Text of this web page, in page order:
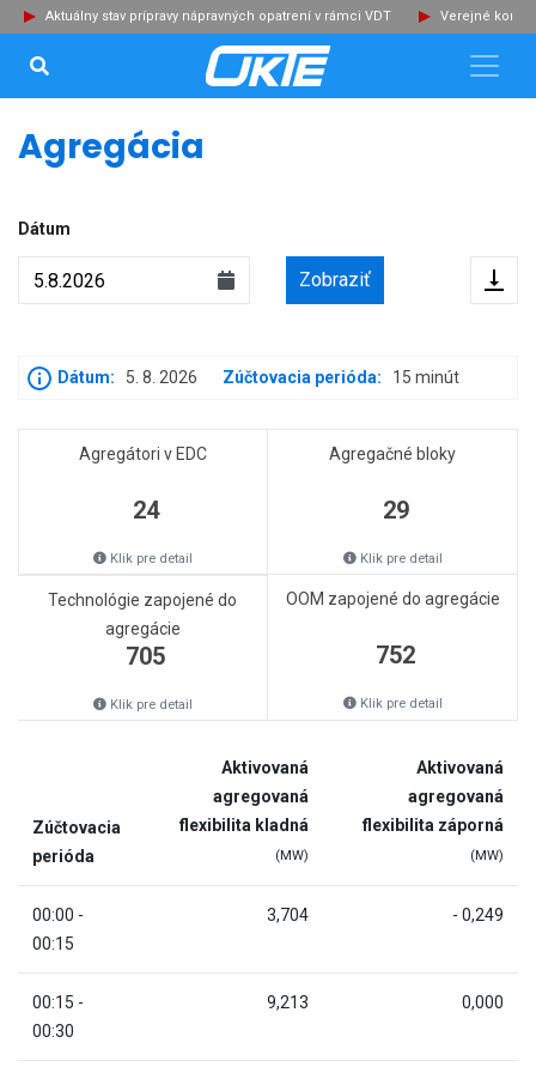
Aktuálny stav prípravy nápravných opatrení v rámci VDT Verejné
Agregácia
Dátum
Dátum: 5. 8. 2026 Zúčtovacia perióda: 15 minút
Agregátori v EDC
24
Klik pre detail
Agregačné bloky
29
Klik pre detail
Technológie zapojené do
agregácie
705
Klik pre detail
OOM zapojené do agregácie
752
Klik pre detail
Zúčtovacia
perióda
Aktivovaná
agregovaná
flexibilita kladná
(MW)
Aktivovaná
agregovaná
flexibilita záporná
(MW)
00:00 -
00:15
3,704 - 0,249
00:15 -
00:30
9,213 0,000